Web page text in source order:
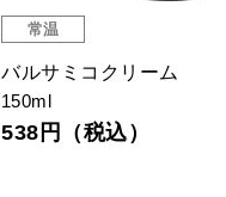
常温
バルサミコクリーム
150ml
538円（税込）